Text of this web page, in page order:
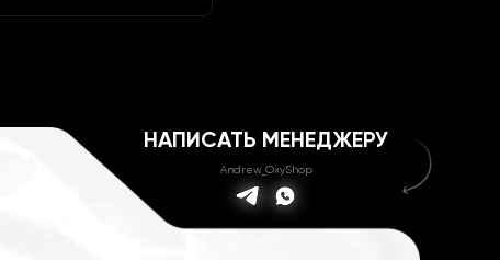
НАПИСАТЬ МЕНЕДЖЕРУ
Andrew_OxyShop